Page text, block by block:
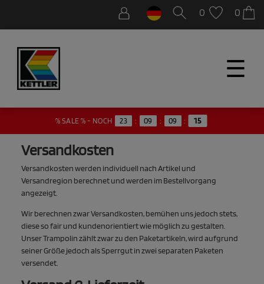
0 0
☰
Versandkosten
Versandkosten werden individuell nach Artikel und
Versandregion berechnet und werden im Bestellvorgang
angezeigt.
Wir berechnen zwar Versandkosten, bemühen uns jedoch stets,
diese so fair und kundenorientiert wie möglich zu gestalten.
Unser Trampolin zählt zwar zu den Paketartikeln, wird aufgrund
seiner Größe jedoch als Sperrgut in zwei separaten Paketen
versendet.
% SALE % - NOCH 23 : 09 : 09 : 15